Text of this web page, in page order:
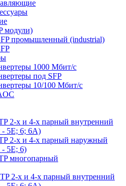
модули)
промышленный (industrial)
1000 Мбит/с
под SFP
10/100 Мбит/с
2-х и 4-х парный внутренний
- 5Е; 6; 6А)
2-х и 4-х парный наружный
- 5Е; 6)
многопарный
2-х и 4-х парный внутренний